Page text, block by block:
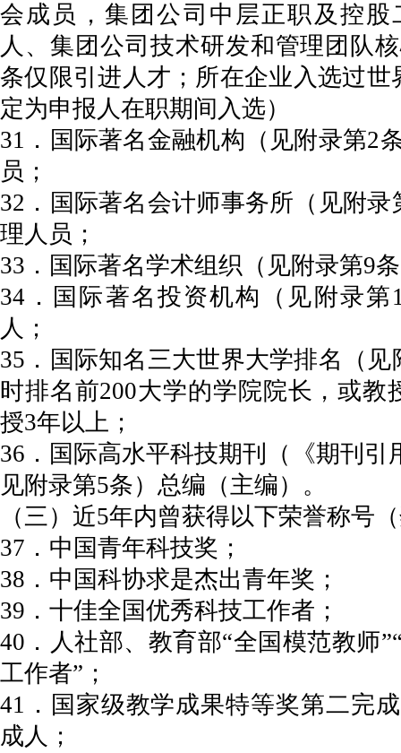
会成员，集团公司中层正职及控股
人、集团公司技术研发和管理团队
条仅限引进人才；所在企业入选过世
定为申报人在职期间入选）
31．国际著名金融机构（见附录第2
员；
32．国际著名会计师事务所（见附
理人员；
33．国际著名学术组织（见附录第9
34．国际著名投资机构（见附录第
人；
35．国际知名三大世界大学排名（
时排名前200大学的学院院长，或教
授3年以上；
36．国际高水平科技期刊（《期刊引
见附录第5条）总编（主编）。
（三）近5年内曾获得以下荣誉称号
37．中国青年科技奖；
38．中国科协求是杰出青年奖；
39．十佳全国优秀科技工作者；
40．人社部、教育部“全国模范教师
工作者”；
41．国家级教学成果特等奖第二完
成人；